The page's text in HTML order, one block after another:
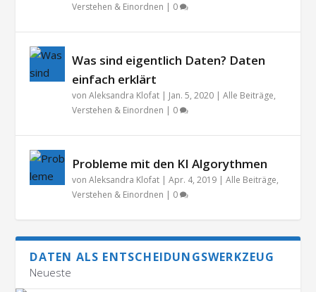
Verstehen & Einordnen | 0
Was sind eigentlich Daten? Daten
einfach erklärt
vonAleksandra Klofat | Jan. 5, 2020 |Alle Beiträge,
Verstehen & Einordnen | 0
Probleme mit den KI Algorythmen
vonAleksandra Klofat |Apr. 4, 2019 |Alle Beiträge,
Verstehen & Einordnen | 0
DATEN ALS ENTSCHEIDUNGSWERKZEUG
Neueste